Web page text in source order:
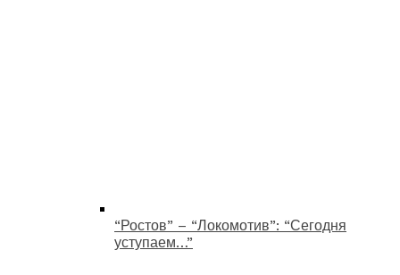
“Ростов” – “Локомотив”: “Сегодня
уступаем…”